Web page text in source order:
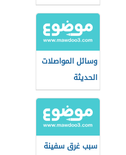
وسائل المواصلات
الحديثة
سبب غرق سفينة